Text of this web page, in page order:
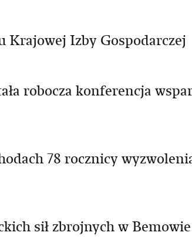
Izby Gospodarczej
robocza konferencja
78 rocznicy
sił zbrojnych w